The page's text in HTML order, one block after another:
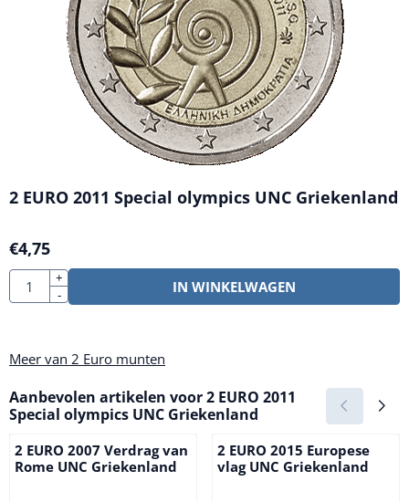
2 EURO 2011 Special olympics UNC Griekenland
€4,75
Aantal
+
-
IN WINKELWAGEN
Meer van 2 Euro munten
Aanbevolen artikelen voor2 EURO 2011
Special olympics UNC Griekenland
2 EURO 2007 Verdrag van
Rome UNC Griekenland
2 EURO 2015 Europese
vlag UNC Griekenland